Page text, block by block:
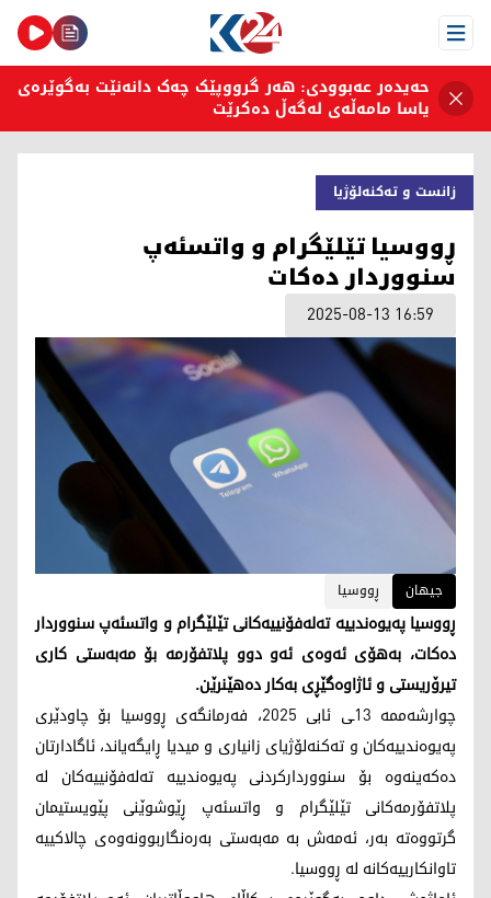
Open Menu
حەیدەر عەبوودی: هەر گرووپێک چەک دانەنێت بەگوێرەی
یاسا مامەڵەی لەگەڵ دەکرێت
زانست و تەکنەلۆژیا
ڕووسیا تێلێگرام و واتسئەپ
سنووردار دەکات
2025-08-13 16:59
جیهان ڕووسیا
ڕووسیا پەیوەندییە تەلەفۆنییەکانی تێلێگرام و واتسئەپ سنووردار
دەکات، بەهۆی ئەوەی ئەو دوو پلاتفۆرمە بۆ مەبەستی کاری
تیرۆریستی و ئاژاوەگێڕی بەکار دەهێنرێن.
چوارشەممە 13ـی ئابی 2025، فەرمانگەی ڕووسیا بۆ چاودێری
پەیوەندییەکان و تەکنەلۆژیای زانیاری و میدیا ڕایگەیاند، ئاگادارتان
دەکەینەوە بۆ سنووردارکردنی پەیوەندییە تەلەفۆنییەکان لە
پلاتفۆرمەکانی تێلێگرام و واتسئەپ ڕێوشوێنی پێویستیمان
گرتووەتە بەر، ئەمەش بە مەبەستی بەرەنگاربوونەوەی چالاکییە
تاوانکارییەکانە لە ڕووسیا.